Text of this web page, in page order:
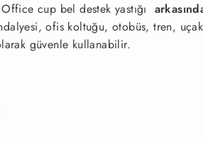
Office cup bel destek yastığı
ofis koltuğu, otobüs, tren,
güvenle kullanabilir.